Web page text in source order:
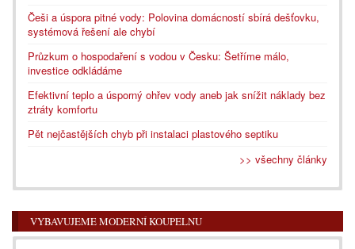
Češi a úspora pitné vody: Polovina domácností sbírá dešťovku,
systémová řešení ale chybí
Průzkum o hospodaření s vodou v Česku: Šetříme málo,
investice odkládáme
Efektivní teplo a úsporný ohřev vody aneb jak snížit náklady bez
ztráty komfortu
Pět nejčastějších chyb při instalaci plastového septiku
>> všechny články
VYBAVUJEME MODERNÍ KOUPELNU